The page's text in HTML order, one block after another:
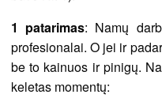
1 patarimas: Namų
profesionalai. O jei ir
be to kainuos ir pinigų.
keletas momentų: